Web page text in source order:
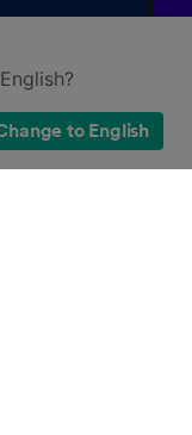
to English